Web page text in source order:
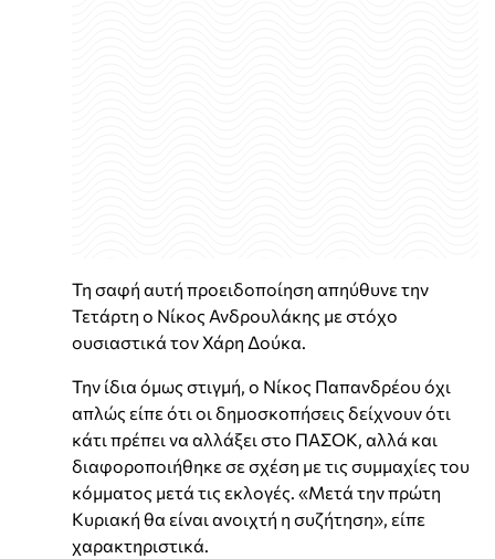
Τη σαφή αυτή προειδοποίηση απηύθυνε την
Τετάρτη ο Νίκος Ανδρουλάκης με στόχο
ουσιαστικά τον Χάρη Δούκα.
Την ίδια όμως στιγμή, ο Νίκος Παπανδρέου όχι
απλώς είπε ότι οι δημοσκοπήσεις δείχνουν ότι
κάτι πρέπει να αλλάξει στο ΠΑΣΟΚ, αλλά και
διαφοροποιήθηκε σε σχέση με τις συμμαχίες του
κόμματος μετά τις εκλογές. «Μετά την πρώτη
Κυριακή θα είναι ανοιχτή η συζήτηση», είπε
χαρακτηριστικά.